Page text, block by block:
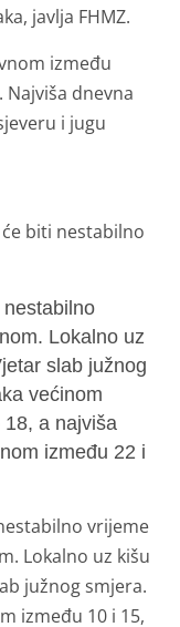
javlja FHMZ.
između
Najviša dnevna
i jugu
biti nestabilno
Lokalno uz
slab južnog
većinom
a najviša
između 22 i
vrijeme
Lokalno uz kišu
južnog smjera.
između 10 i 15,